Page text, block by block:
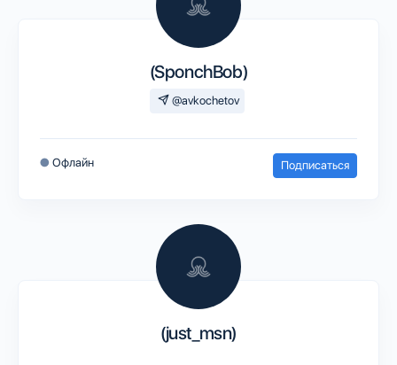
(SponchBob)
@avkochetov
● Офлайн Подписаться
(just_msn)